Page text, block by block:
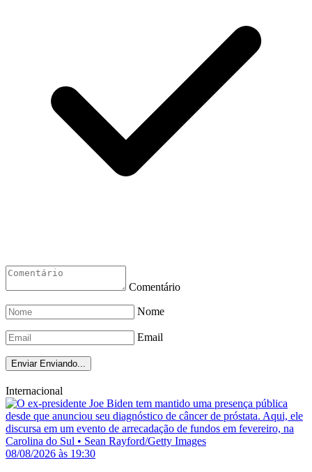
Comentário
Nome
Email
Enviar Enviando...
Internacional
08/08/2026 às 19:30